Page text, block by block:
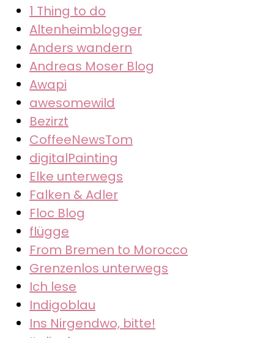
1 Thing to do
Altenheimblogger
Anders wandern
Andreas Moser Blog
Awapi
awesomewild
Bezirzt
CoffeeNewsTom
digitalPainting
Elke unterwegs
Falken & Adler
Floc Blog
flügge
From Bremen to Morocco
Grenzenlos unterwegs
Ich lese
Indigoblau
Ins Nirgendwo, bitte!